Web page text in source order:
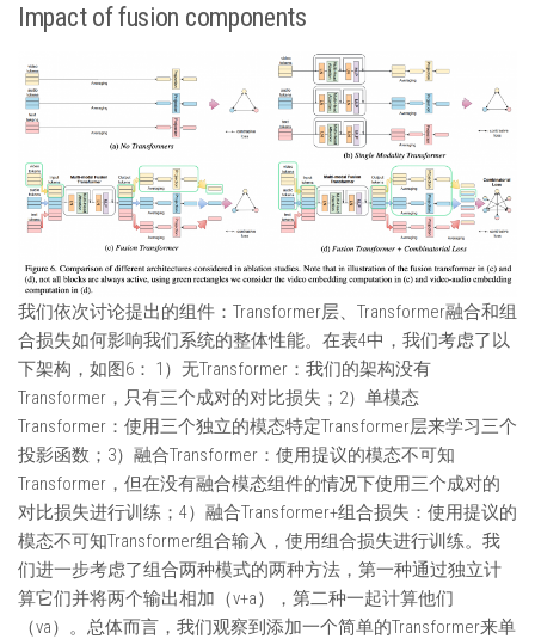
Impact of fusion components
我们依次讨论提出的组件：Transformer层、Transformer融合和组
合损失如何影响我们系统的整体性能。在表4中，我们考虑了以
下架构，如图6： 1）无Transformer：我们的架构没有
Transformer，只有三个成对的对比损失；2）单模态
Transformer：使用三个独立的模态特定Transformer层来学习三个
投影函数；3）融合Transformer：使用提议的模态不可知
Transformer，但在没有融合模态组件的情况下使用三个成对的
对比损失进行训练；4）融合Transformer+组合损失：使用提议的
模态不可知Transformer组合输入，使用组合损失进行训练。我
们进一步考虑了组合两种模式的两种方法，第一种通过独立计
算它们并将两个输出相加（v+a），第二种一起计算他们
（va）。总体而言，我们观察到添加一个简单的Transformer来单